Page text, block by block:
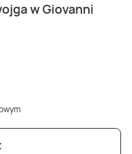
w Giovanni